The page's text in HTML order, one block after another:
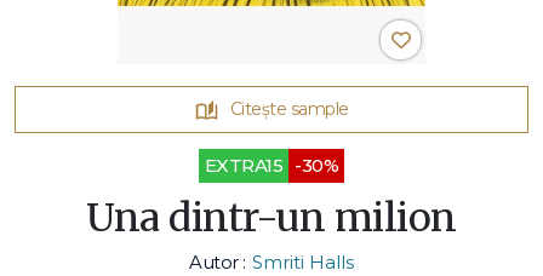
Citește sample
EXTRA15 -30%
Una dintr-un milion
Autor : Smriti Halls